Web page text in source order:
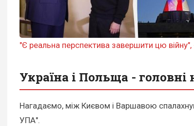
"Є реальна перспектива завершити цю
Україна і Польща - головні
Нагадаємо, між Києвом і Варшавою
УПА".